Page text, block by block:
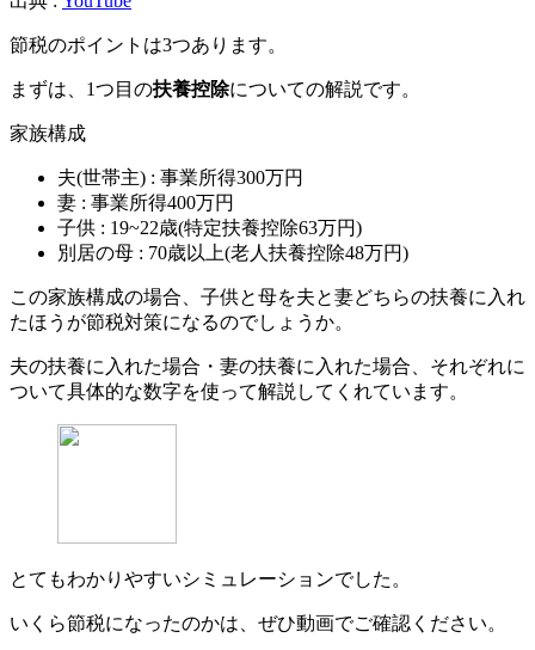
節税のポイントは3つあります。
まずは、1つ目の扶養控除についての解説です。
家族構成
夫(世帯主) : 事業所得300万円
妻 : 事業所得400万円
子供 : 19~22歳(特定扶養控除63万円)
別居の母 : 70歳以上(老人扶養控除48万円)
この家族構成の場合、子供と母を夫と妻どちらの扶養に入れ
たほうが節税対策になるのでしょうか。
夫の扶養に入れた場合・妻の扶養に入れた場合、それぞれに
ついて具体的な数字を使って解説してくれています。
とてもわかりやすいシミュレーションでした。
いくら節税になったのかは、ぜひ動画でご確認ください。